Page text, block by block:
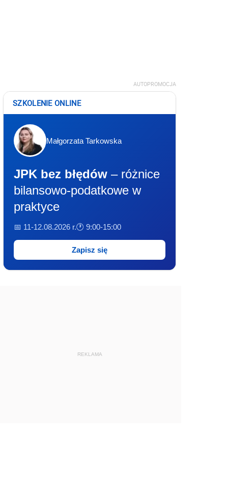
AUTOPROMOCJA
SZKOLENIE ONLINE
Małgorzata Tarkowska
JPK bez błędów – różnice
bilansowo-podatkowe w
praktyce
📅 11-12.08.2026 r.🕐 9:00-15:00
Zapisz się
REKLAMA